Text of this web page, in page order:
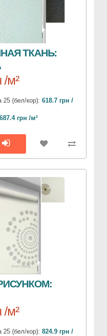
ТКАНЬ:
/м²
25 (бел/кор): 618.7 грн /
687.4 грн /м²
/м²
25 (бел/кор): 824.9 грн /